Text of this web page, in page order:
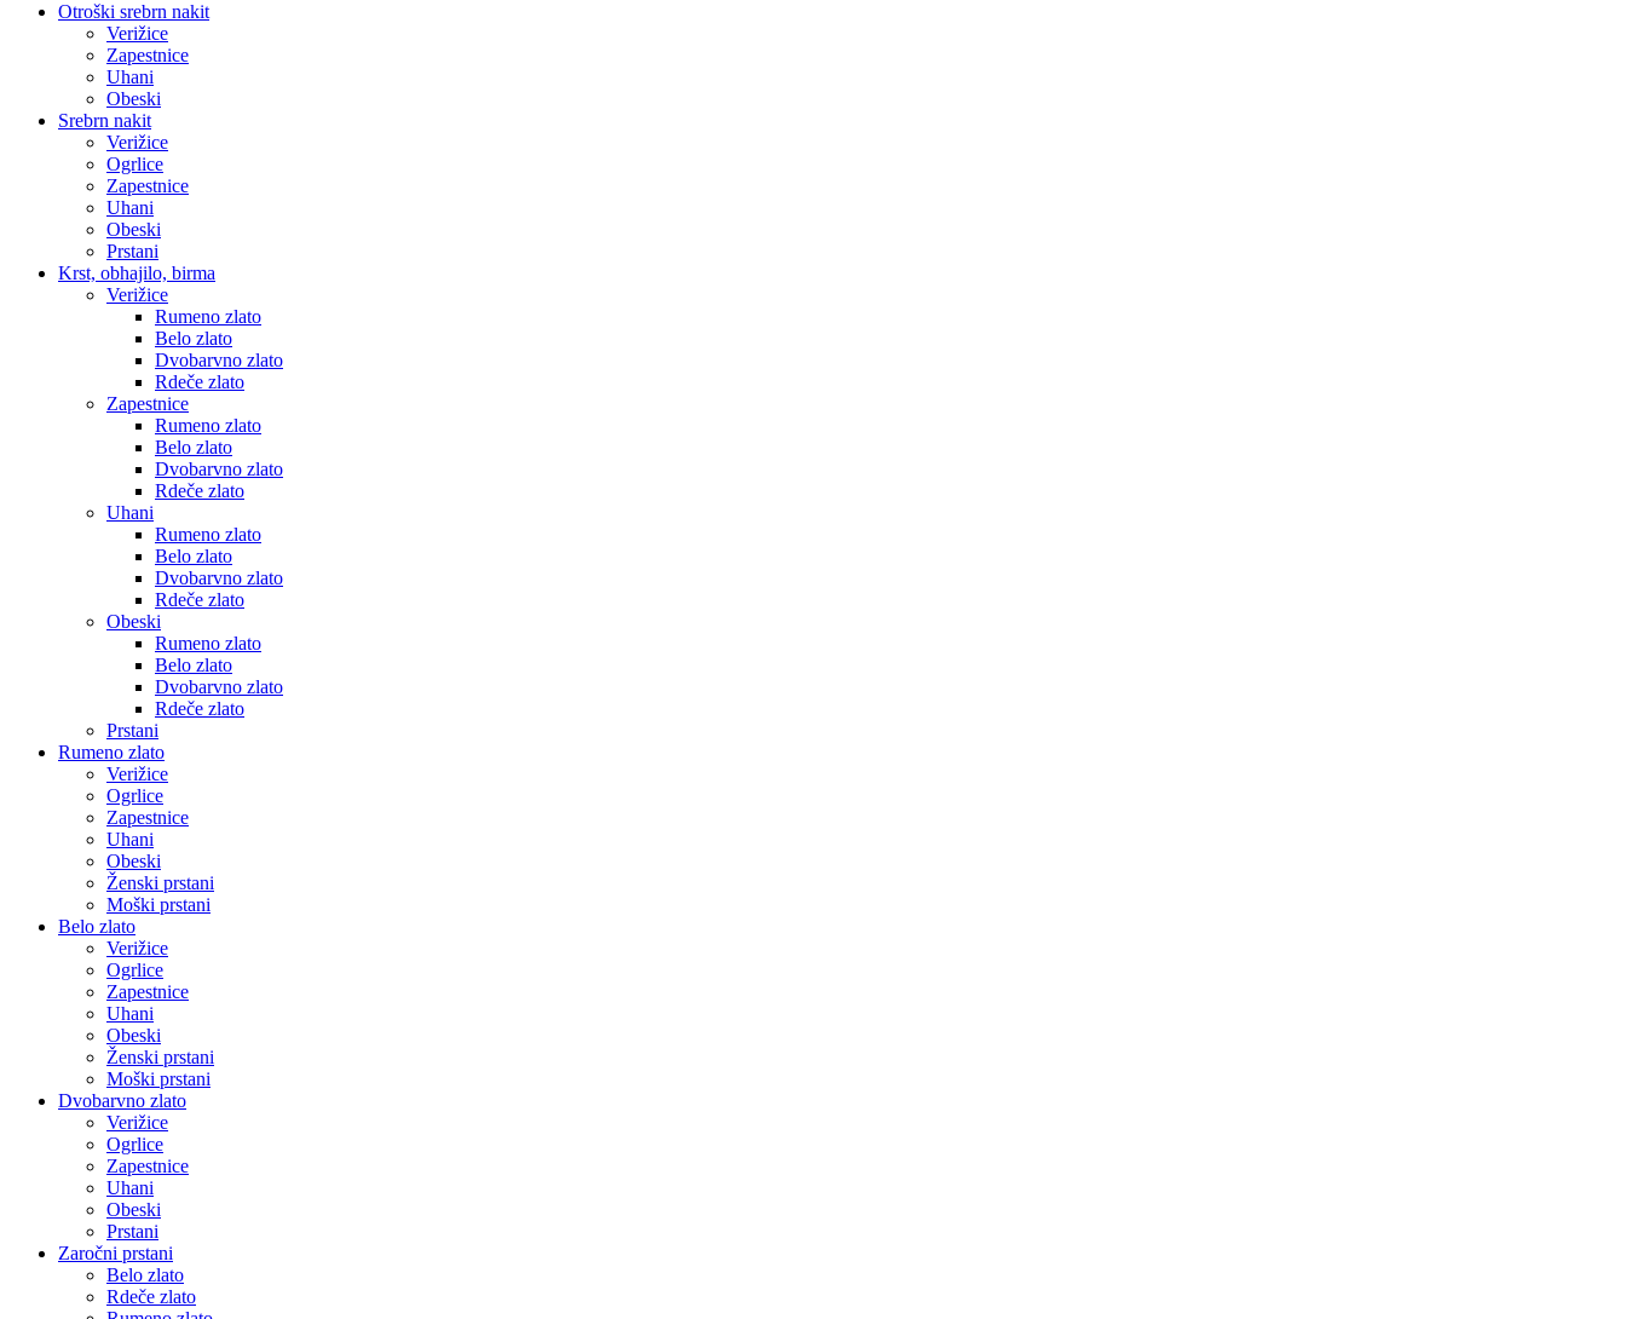
Otroški srebrn nakit
Verižice
Zapestnice
Uhani
Obeski
Srebrn nakit
Verižice
Ogrlice
Zapestnice
Uhani
Obeski
Prstani
Krst, obhajilo, birma
Verižice
Rumeno zlato
Belo zlato
Dvobarvno zlato
Rdeče zlato
Zapestnice
Rumeno zlato
Belo zlato
Dvobarvno zlato
Rdeče zlato
Uhani
Rumeno zlato
Belo zlato
Dvobarvno zlato
Rdeče zlato
Obeski
Rumeno zlato
Belo zlato
Dvobarvno zlato
Rdeče zlato
Prstani
Rumeno zlato
Verižice
Ogrlice
Zapestnice
Uhani
Obeski
Ženski prstani
Moški prstani
Belo zlato
Verižice
Ogrlice
Zapestnice
Uhani
Obeski
Ženski prstani
Moški prstani
Dvobarvno zlato
Verižice
Ogrlice
Zapestnice
Uhani
Obeski
Prstani
Zaročni prstani
Belo zlato
Rdeče zlato